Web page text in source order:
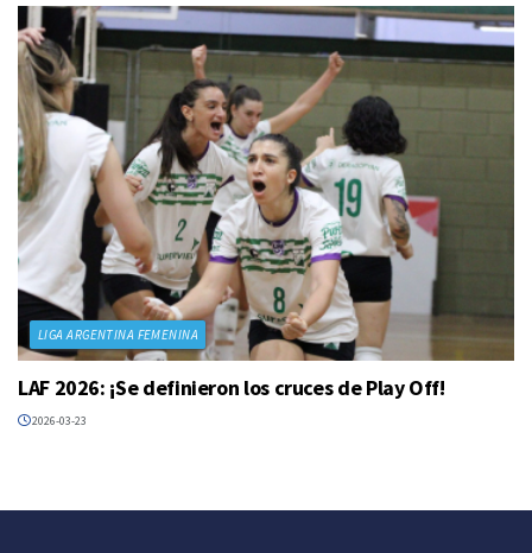
LIGA ARGENTINA FEMENINA
LAF 2026: ¡Se definieron los cruces de Play Off!
2026-03-23